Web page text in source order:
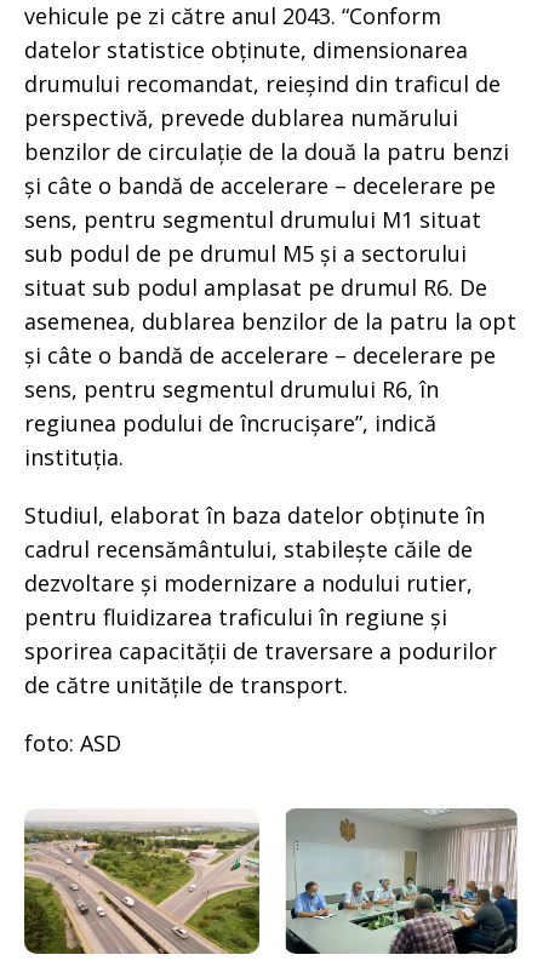
vehicule pe zi către anul 2043. “Conform
datelor statistice obținute, dimensionarea
drumului recomandat, reieșind din traficul de
perspectivă, prevede dublarea numărului
benzilor de circulație de la două la patru benzi
și câte o bandă de accelerare – decelerare pe
sens, pentru segmentul drumului M1 situat
sub podul de pe drumul M5 și a sectorului
situat sub podul amplasat pe drumul R6. De
asemenea, dublarea benzilor de la patru la opt
și câte o bandă de accelerare – decelerare pe
sens, pentru segmentul drumului R6, în
regiunea podului de încrucișare”, indică
instituția.
Studiul, elaborat în baza datelor obținute în
cadrul recensământului, stabilește căile de
dezvoltare și modernizare a nodului rutier,
pentru fluidizarea traficului în regiune și
sporirea capacității de traversare a podurilor
de către unitățile de transport.
foto: ASD